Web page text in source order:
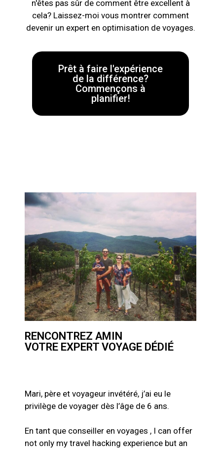
n'êtes pas sûr de comment être excellent à
cela? Laissez-moi vous montrer comment
devenir un expert en optimisation de voyages.
Prêt à faire l'expérience
de la différence?
Commençons à
planifier!
RENCONTREZ AMIN
VOTRE EXPERT VOYAGE DÉDIÉ
Mari, père et voyageur invétéré, j’ai eu le
privilège de voyager dès l’âge de 6 ans.
En tant que conseiller en voyages , I can offer
not only my travel hacking experience but an